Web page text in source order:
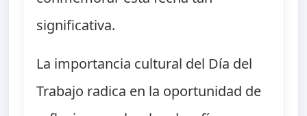
significativa.
La importancia cultural del Día del
Trabajo radica en la oportunidad de